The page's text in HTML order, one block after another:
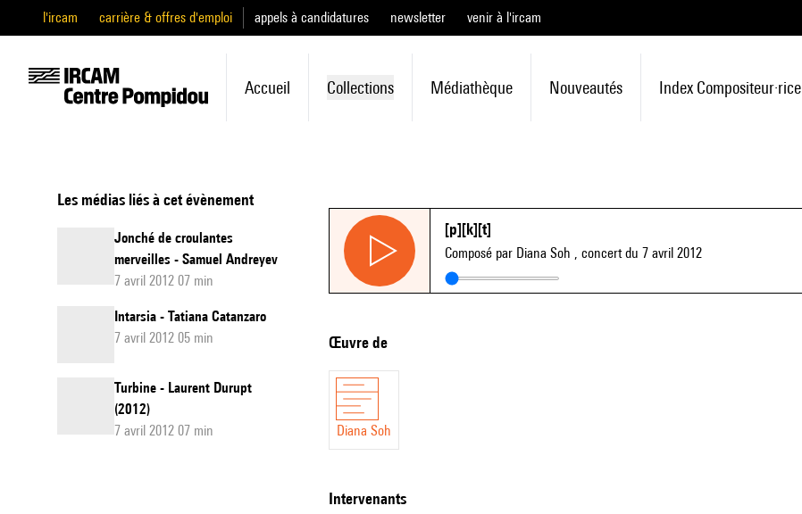
l'ircam carrière & offres d'emploi appels à candidatures newsletter venir à l'ircam
Accueil Collections Médiathèque Nouveautés Index Compositeur·rice
Les médias liés à cet évènement
Jonché de croulantes
merveilles - Samuel Andreyev
7 avril 2012 07 min
Intarsia - Tatiana Catanzaro
7 avril 2012 05 min
Turbine - Laurent Durupt
(2012)
7 avril 2012 07 min
[p][k][t]
Composé par Diana Soh , concert du 7 avril 2012
Œuvre de
Diana Soh
intervenants